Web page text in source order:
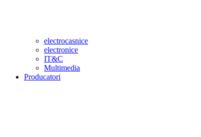
electrocasnice
electronice
IT&C
Multimedia
Producatori